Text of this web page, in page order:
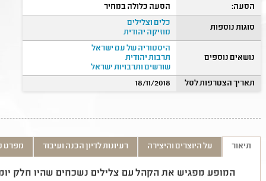
הסעה:
הסעה כלולה במחיר
סוגות נוספות
כלים וצלילים
מוזיקה יהודית
נושאים נוספים
היסטוריה של עם ישראל
תרבות יהודית
שורשים ותרבויות ישראל
תאריך הצטרפות לסל
18/11/2018
תיאור על היוצרים והיצירה רעיונות לדיון הכנה ועיבוד מפרט
המופע מפגיש את הקהל עם צלילים נשכחים שהיו חלק